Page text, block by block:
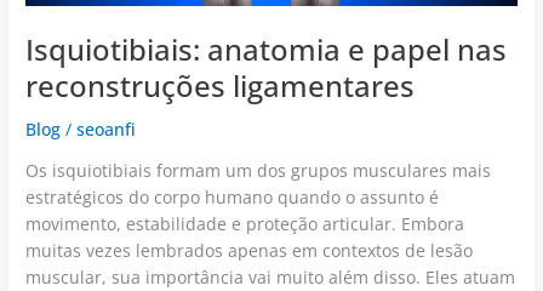
Isquiotibiais: anatomia e papel nas
reconstruções ligamentares
Blog /seoanfi
Os isquiotibiais formam um dos grupos musculares mais
estratégicos do corpo humano quando o assunto é
movimento, estabilidade e proteção articular. Embora
muitas vezes lembrados apenas em contextos de lesão
muscular, sua importância vai muito além disso. Eles atuam